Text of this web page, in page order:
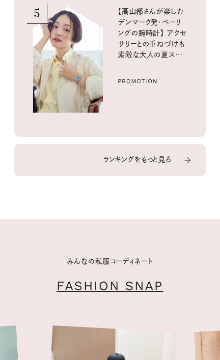
5
【高山都さんが楽しむ
デンマーク発・ベーリ
ングの腕時計】 アクセ
サリーとの重ねづけも
素敵な大人の夏スタイ
PROMOTION
ランキングをもっと見る
みんなの私服コーディネート
FASHION SNAP